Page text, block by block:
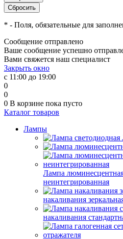
* - Поля, обязательные для
Сообщение отправлено
Ваше сообщение успешно
Вами свяжется наш специалист
Закрыть окно
с 11:00 до 19:00
0
0
0 В корзине пока пусто
Каталог товаров
Лампы
Лампа
неинтегрированная
накаливания
накаливания